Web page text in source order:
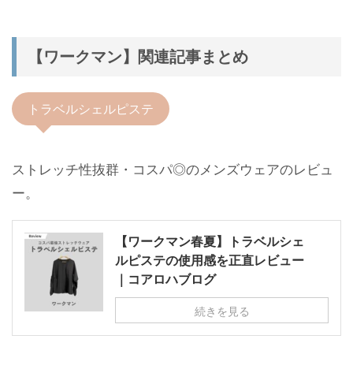
【ワークマン】関連記事まとめ
トラベルシェルピステ
ストレッチ性抜群・コスパ◎のメンズウェアのレビュ
ー。
【ワークマン春夏】トラベルシェ
ルピステの使用感を正直レビュー
｜コアロハブログ
続きを見る